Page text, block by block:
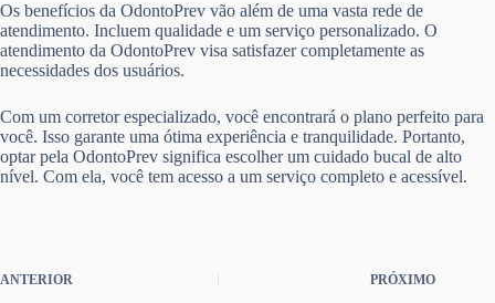
Os benefícios da OdontoPrev vão além de uma vasta rede de
atendimento. Incluem qualidade e um serviço personalizado. O
atendimento da OdontoPrev visa satisfazer completamente as
necessidades dos usuários.
Com um corretor especializado, você encontrará o plano perfeito para
você. Isso garante uma ótima experiência e tranquilidade. Portanto,
optar pela OdontoPrev significa escolher um cuidado bucal de alto
nível. Com ela, você tem acesso a um serviço completo e acessível.
ANTERIOR PRÓXIMO